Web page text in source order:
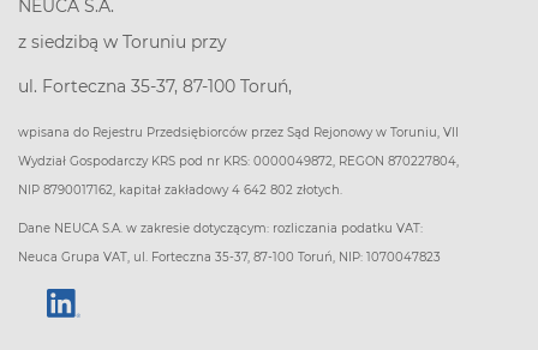
NEUCA S.A.
z siedzibą w Toruniu przy
ul. Forteczna 35-37, 87-100 Toruń,
wpisana do Rejestru Przedsiębiorców przez Sąd Rejonowy w Toruniu, VII
Wydział Gospodarczy KRS pod nr KRS: 0000049872, REGON 870227804,
NIP 8790017162, kapitał zakładowy 4 642 802 złotych.
Dane NEUCA S.A. w zakresie dotyczącym: rozliczania podatku VAT:
Neuca Grupa VAT, ul. Forteczna 35-37, 87-100 Toruń, NIP: 1070047823